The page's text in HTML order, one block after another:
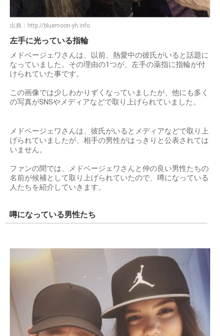
出典： http://bluemoon-yh.info
左手に光っている指輪
メドベージェワさんは、以前、熱愛中の彼氏がいると話題に
なっていました。その理由の1つが、左手の薬指に指輪が付
けられていた事です。
この画像では少しわかりずくなっていましたが、他にも多く
の写真がSNSやメディアなどで取り上げられていました。
メドベージェワさんは、彼氏がいるとメディアなどで取り上
げられていましたが、相手の男性がはっきりと公表されては
いません。
ファンの間では、メドベージェワさんと仲の良い男性たちの
名前が候補として取り上げられていたので、噂になっている
人たちを紹介していきます。
噂になっている男性たち